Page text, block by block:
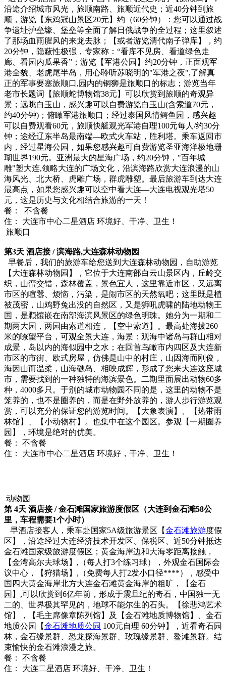
沿途介绍城市风光，旅顺南路、旅顺近代史；近40分钟到旅
顺，游览【东鸡冠山景区20元】约（60分钟）：您可以通过战
争遗址护垒壕、堡垒等全面了解日俄战争的全过程；这里叙述
了那场血雨腥风的来龙去脉；【或者游览清代南子弹库】，约
20分钟，隐蔽性极强，专家称：“看库不见房、看道绿色走
廊、看园内瓜果香”；游览【军港公园】约20分钟，正面观军
港全貌、老虎尾半岛，用心聆听苏晓明的"军港之夜",了解真
正的军事要塞旅顺口,园内的铜狮是旅顺口的标志；游览当年
老市长题词【旅顺蛇博物馆38元】可以欣赏到旅顺的奇观异
景；远眺白玉山，感兴趣可以自费游览白玉山(含索道70元，
约40分钟)；俯瞰军港旅顺口；经过泰国风情鳄鱼园，感兴趣
可以自费观看60元，旅顺快艇观光军港自理100元每人/约30分
钟；途经辽东半岛最南端—欧式火车站，胜利塔。乘车返回市
内，经过星海公园，如果您感兴趣可自费游览圣亚海洋极地珊
瑚世界190元。亚洲最大的星海广场，约20分钟，"百年城
雕"塑大连,领略大连的广场文化，沿滨海路欣赏大连浪漫的山
海风光、北大桥、虎雕广场，群虎雕塑。最后旅游车到达大连
最高点，如果您感兴趣可以空中看大连—大连电视观光塔50
元，这是历史与文化相结合旅游的一天！
餐： 不含餐
住： 大连市中心二星酒店 环境好、干净、卫生！
旅顺口
第3天 酒店接 / 滨海路,大连森林动物园
早餐后，我们的旅游车给您送到大连森林动物园，自助游览
【大连森林动物园】，它位于大连南部白云山景区内，丘岭交
织，山峦交错，森林覆盖，景色宜人，这里靠近市区，又远离
市区的喧嚣、烦恼，污染，是闹市区的天然氧吧；这里既是植
被茂密，山鸡野兔出没的自然区，又是狮吼虎啸的陆地动物王
国，是颗镶嵌在南部海滨风景区的绿色明珠。她分为一期和二
期两大园，两园由索道相连，【空中索道】。最高处海拔260
米的嘹望平台，可观全景大连，海景：观海中诸岛与群山相对
成景，岛以内的海似园中之水；在回首鸟瞰市内四区及大连新
市区的市街、欧式房屋，仿佛是山中的村庄，山因海而刚俊，
海因山而温柔，山海礁岛、相映成辉，形成了您来大连这座城
市，需要找到的一种独特的海滨景色。二期里面展出动物60多
种，4000多只。于别的城市动物园不同的是，这里的动物不是
笼养的，也不是圈养的，而是在野外放养的，游人步行游览观
赏，可以充分的保证您的游览时间。【大象表演】、【热带雨
林馆】、【小动物村】。也集中在这个园区。参观【一期圈养
园】，环境是绝对的优美。
餐： 不含餐
住： 大连市中心二星酒店 环境好，干净、卫生！
动物园
第 4天 酒店接 / 金石滩国家旅游度假区（大连到金石滩58公
里，车程需要1个小时）
早酒店接客人，乘车赴国家5A级旅游景区【金石滩旅游度假
区】，沿途经过大连经济技术开发区、保税区、近50分钟抵达
金石滩国家级旅游度假区；黄金海岸边和大海零距离接触，
【金湾高尔夫球场】,（每人打3个练习球），外观金石国际会
议中心，【狩猎场】,（免费每人打2发小口径****），感受中
国四大黄金海岸北方大连金石滩黄金海岸的粗旷，【金石
园】,可以欣赏到6亿年前，形成于震旦纪的奇石，中国独一无
二的、世界极其罕见的，地球不能尔生的石头。【徐悲鸿艺术
馆】，【毛主席像章陈列馆】及【金石滩地质博物馆】、金石
地质公园【金石滩地质公园 100元自理 60分钟】，近看奇石园
林，金石缘景群、恐龙探海景群、玫瑰缘景群、鳌滩景群。结
束愉快的金石滩浪漫之旅。
餐： 不含餐
住： 大连二星酒店 环境好、干净、卫生！